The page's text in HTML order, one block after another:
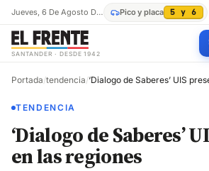
Jueves, 6 De Agosto De 2026 Pico y placa 5 y 6
SANTANDER · DESDE 1942
Portada/tendencia/
TENDENCIA
‘Dialogo de Saberes’
en las regiones